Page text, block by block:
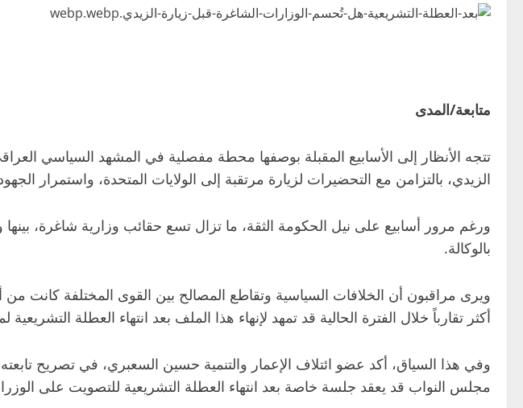
متابعة/المدى
تتجه الأنظار إلى الأسابيع المقبلة بوصفها محطة مفصلية في المشهد السياسي
الزيدي، بالتزامن مع التحضيرات لزيارة مرتقبة إلى الولايات المتحدة، واستمرار
ورغم مرور أسابيع على نيل الحكومة الثقة، ما تزال تسع حقائب وزارية شاغرة، بينها
بالوكالة.
ويرى مراقبون أن الخلافات السياسية وتقاطع المصالح بين القوى المختلفة كانت
أكثر تقارباً خلال الفترة الحالية قد تمهد لإنهاء هذا الملف بعد انتهاء العطلة
وفي هذا السياق، أكد عضو ائتلاف الإعمار والتنمية حسين السعبري، في تصريح
مجلس النواب قد يعقد جلسة خاصة بعد انتهاء العطلة التشريعية للتصويت على الوزراء